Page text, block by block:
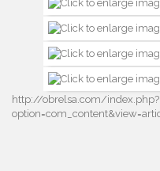
http://obrelsa.com/index.php?